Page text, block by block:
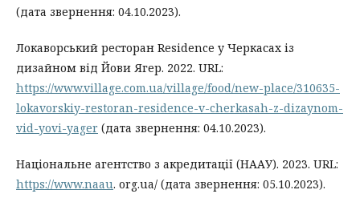
(дата звернення: 04.10.2023).
Локаворський ресторан Residence у Черкасах із
дизайном від Йови Ягер. 2022. URL:
https://www.village.com.ua/village/food/new-place/310635-
lokavorskiy-restoran-residence-v-cherkasah-z-dizaynom-
vid-yovi-yager (дата звернення: 04.10.2023).
Національне агентство з акредитації (НААУ). 2023. URL:
https://www.naau. org.ua/ (дата звернення: 05.10.2023).